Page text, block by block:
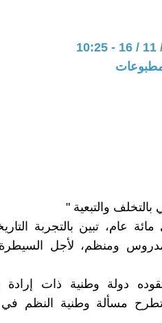
والتبعية "
عام، تبين بالتجربة
ومنظم، لأجل
دولة وطنية ذات
تطرح مسألة وطنية النظم